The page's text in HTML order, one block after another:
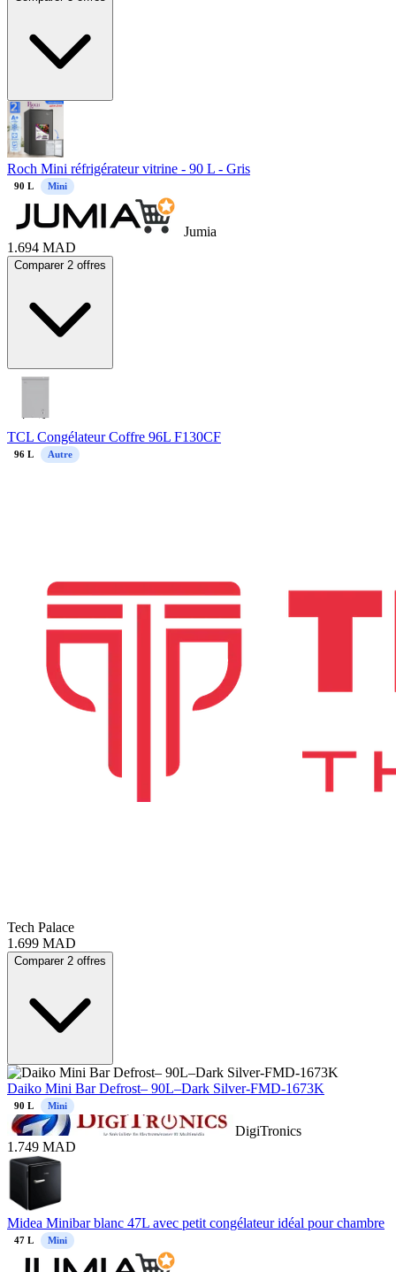
Roch Mini réfrigérateur vitrine - 90 L - Gris
90 L Mini
Jumia
1.694 MAD
Comparer 2 offres
TCL Congélateur Coffre 96L F130CF
96 L Autre
Tech Palace
1.699 MAD
Comparer 2 offres
Daiko Mini Bar Defrost– 90L–Dark Silver-FMD-1673K
90 L Mini
DigiTronics
1.749 MAD
Midea Minibar blanc 47L avec petit congélateur idéal pour chambre
47 L Mini